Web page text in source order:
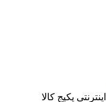
پکیج کالا